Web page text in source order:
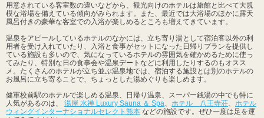
用意されている客室数の違いなどから、観光向けのホテルは旅館と比べて大規
模な浴場を備えている傾向がみられます。また、最近では大浴場のほかに露天
風呂付きの豪華な客室での入浴が楽しめるところも増えてきています。
温泉をアピールしているホテルのなかには、立ち寄り湯として宿泊客以外の利
用者を受け入れていたり、入浴と食事がセットになった日帰りプランを提供し
ている施設も多いので、気になっているホテルの雰囲気を確かめるために使っ
てみたり、特別な日の食事会や温泉デートなどに利用したりするのもオスス
メ。たくさんのホテルが立ち並ぶ温泉地では、宿泊する施設とは別のホテルの
お風呂に立ち寄ることで、ちょっとした湯めぐりも楽しめます。
健軍校前駅のホテルで楽しめる温泉、日帰り温泉、スーパー銭湯の中でも特に
人気があるのは、 湯屋 水禅 Luxury Sauna ＆ Spa ホテル 八王寺荘
ホテル
ウィングインターナショナルセレクト熊本 などの施設です。ぜひ一度は足を運